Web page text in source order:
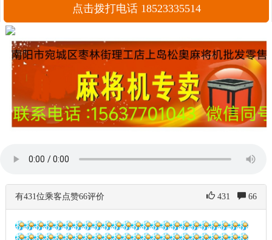
点击拨打电话 18523335514
有431位乘客点赞66评价 431 66